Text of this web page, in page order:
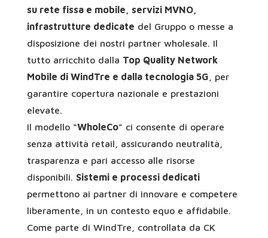
su rete fissa e mobile, servizi MVNO,
infrastrutture dedicate del Gruppo o messe a
disposizione dei nostri partner wholesale. Il
tutto arricchito dalla Top Quality Network
Mobile di WindTre e dalla tecnologia 5G , per
garantire copertura nazionale e prestazioni
elevate.
Il modello “WholeCo” ci consente di operare
senza attività retail, assicurando neutralità,
trasparenza e pari accesso alle risorse
disponibili. Sistemi e processi dedicati
permettono ai partner di innovare e competere
liberamente, in un contesto equo e affidabile.
Come parte di WindTre, controllata da CK